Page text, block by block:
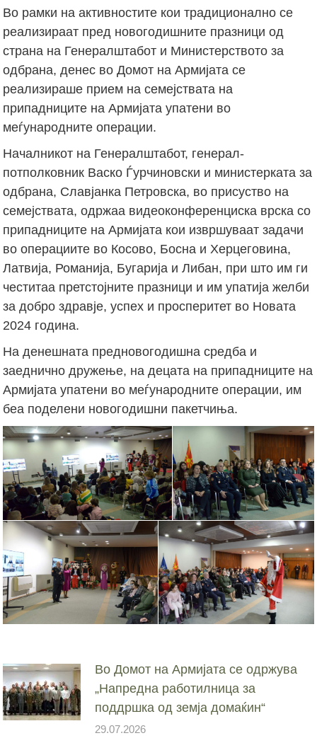
Во рамки на активностите кои традиционално се
реализираат пред новогодишните празници од
страна на Генералштабот и Министерството за
одбрана, денес во Домот на Армијата се
реализираше прием на семејствата на
припадниците на Армијата упатени во
меѓународните операции.
Началникот на Генералштабот, генерал-
потполковник Васко Ѓурчиновски и министерката за
одбрана, Славјанка Петровска, во присуство на
семејствата, одржаа видеоконференциска врска со
припадниците на Армијата кои извршуваат задачи
во операциите во Косово, Босна и Херцеговина,
Латвија, Романија, Бугарија и Либан, при што им ги
честитаа претстојните празници и им упатија желби
за добро здравје, успех и просперитет во Новата
2024 година.
На денешната предновогодишна средба и
заеднично дружење, на децата на припадниците на
Армијата упатени во меѓународните операции, им
беа поделени новогодишни пакетчиња.
Во Домот на Армијата се одржува
„Напредна работилница за
поддршка од земја домаќин“
29.07.2026